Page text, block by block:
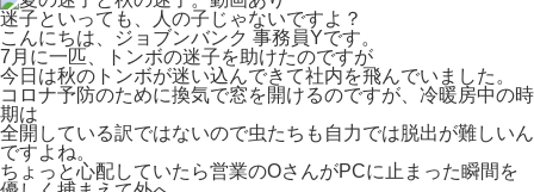
迷子といっても、人の子じゃないですよ？
こんにちは、ジョブンバンク 事務員Yです。
7月に一匹、トンボの迷子を助けたのですが
今日は秋のトンボが迷い込んできて社内を飛んでいました。
コロナ予防のために換気で窓を開けるのですが、冷暖房中の時
期は
全開している訳ではないので虫たちも自力では脱出が難しいん
ですよね。
ちょっと心配していたら営業のOさんがPCに止まった瞬間を